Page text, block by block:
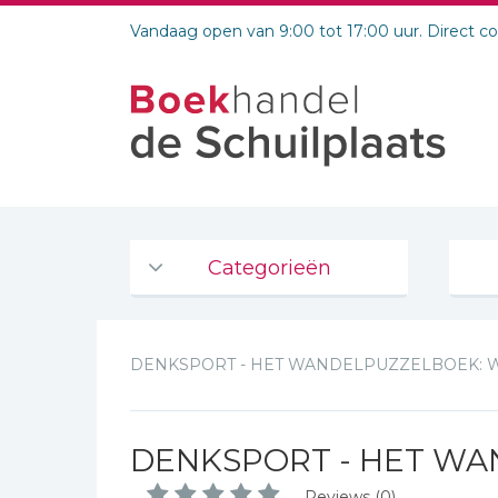
Vandaag open van 9:00 tot 17:00 uur. Direct
Categorieën
De Bijbel
Bijbelse Dagboeken 2026
Bijbelstudie groepen
DENKSPORT - HET WANDELPUZZELBOEK:
DENKSPORT - HET